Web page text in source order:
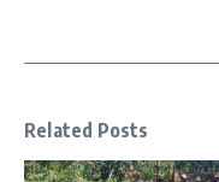
Related Posts